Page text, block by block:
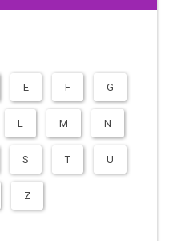
E F G
L M N
S T U
Z